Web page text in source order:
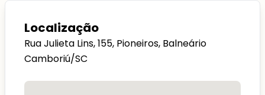
Localização
Rua Julieta Lins, 155, Pioneiros, Balneário
Camboriú/SC